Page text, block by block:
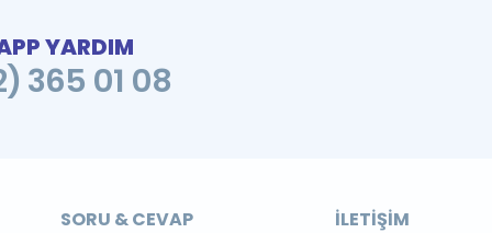
YARDIM
365 01 08
SORU & CEVAP İLETIŞIM